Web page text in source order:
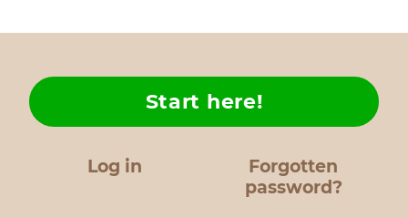
Log in
Forgotten
password?
Start here!